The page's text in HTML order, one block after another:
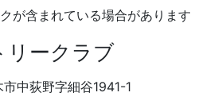
が含まれている場合があります
リークラブ
中荻野字細谷1941-1